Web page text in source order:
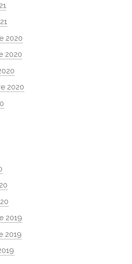
2020
2020
2020
2019
2019